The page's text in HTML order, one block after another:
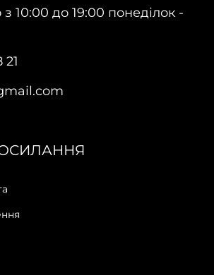
10:00 до 19:00 понеділок -